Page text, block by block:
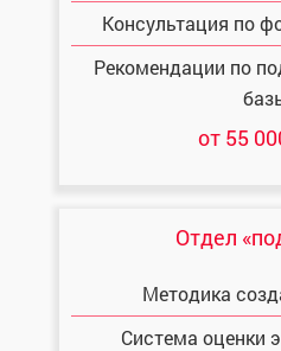
Консультация по
Рекомендации по
от 55
Отдел
Методика
Система оценки